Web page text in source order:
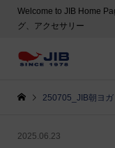
Welcome to JIB Home
グ、アクセサリー
250705_JIB朝ヨガ
2025.06.23